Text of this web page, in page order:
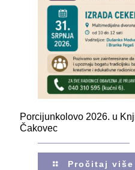
Porcijunkolovo 2026. u
Čakovec
Pročitaj više